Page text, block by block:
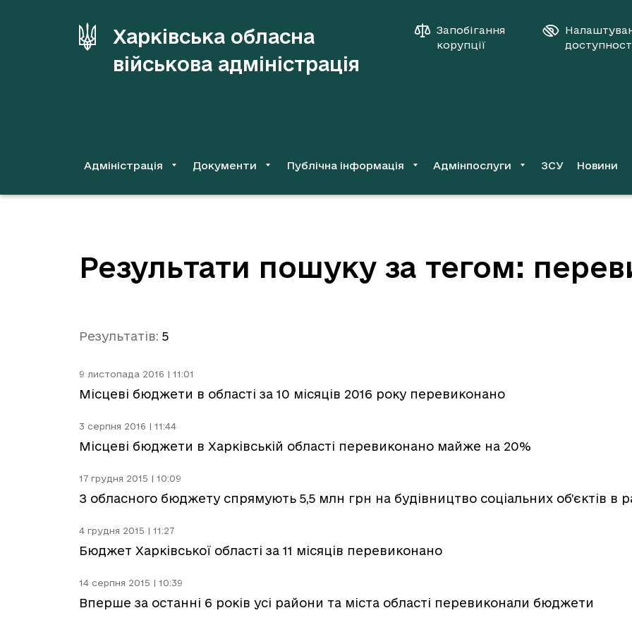
Харківська обласна
військова адміністрація
Запобігання
корупції
Адміністрація Документи Публічна інформація Адмінпослуги ЗСУ Новини
Результати пошуку за тегом:
Результатів: 5
9 листопада 2016 | 11:01
Місцеві бюджети в області за 10 місяців 2016 року перевиконано
3 серпня 2016 | 11:44
Місцеві бюджети в Харківській області перевиконано майже на 20%
17 грудня 2015 | 10:09
З обласного бюджету спрямують 5,5 млн грн на будівництво соціальних об’єктів в
4 грудня 2015 | 11:27
Бюджет Харківської області за 11 місяців перевиконано
14 серпня 2015 | 10:39
Вперше за останні 6 років усі райони та міста області перевиконали бюджети